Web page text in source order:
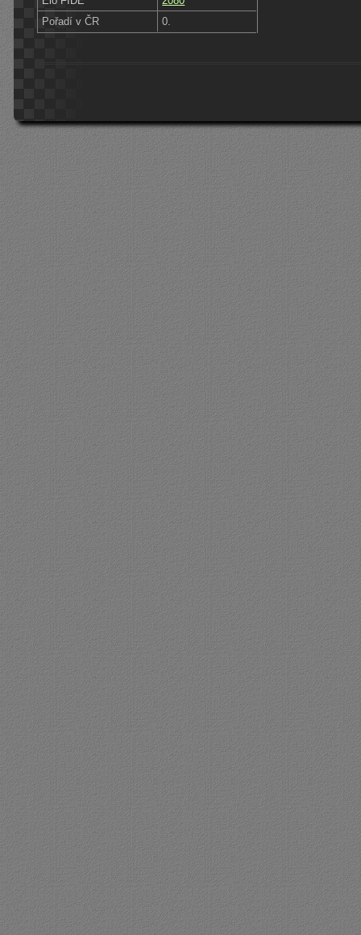
Pořadí v ČR
0.